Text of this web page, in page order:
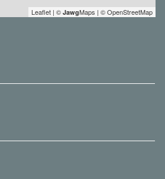
Leaflet | © JawgMaps | © OpenStreetMap